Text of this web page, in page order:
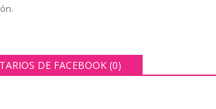
DE FACEBOOK (0)